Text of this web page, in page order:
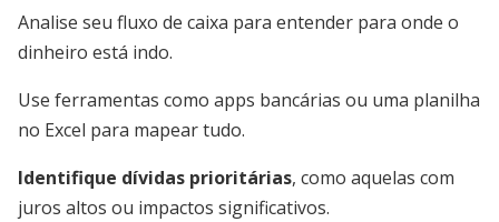
Analise seu fluxo de caixa para entender para onde o
dinheiro está indo.
Use ferramentas como apps bancárias ou uma planilha
no Excel para mapear tudo.
Identifique dívidas prioritárias, como aquelas com
juros altos ou impactos significativos.